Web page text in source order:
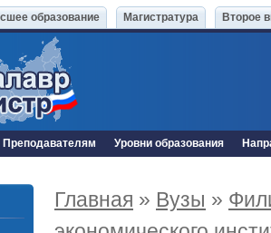
образование Магистратура Второе
Преподавателям Уровни образования
Главная » Вузы »